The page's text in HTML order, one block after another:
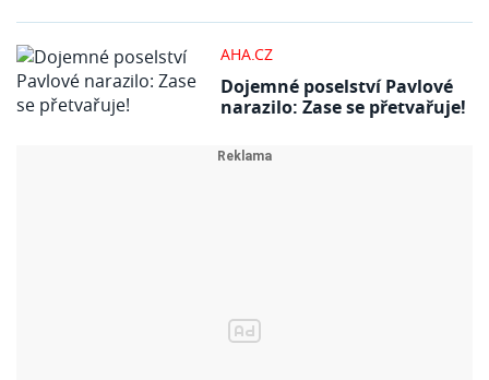
AHA.CZ
Dojemné poselství Pavlové
narazilo: Zase se přetvařuje!